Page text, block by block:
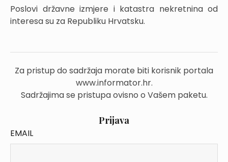
Poslovi državne izmjere i katastra nekretnina od
interesa su za Republiku Hrvatsku.
Za pristup do sadržaja morate biti korisnik portala
www.informator.hr.
Sadržajima se pristupa ovisno o Vašem paketu.
Prijava
EMAIL